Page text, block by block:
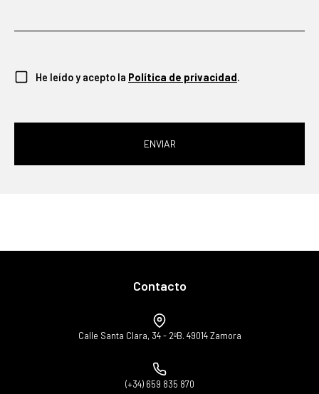
He leído y acepto la Política de privacidad.
ENVIAR
Contacto
Calle Santa Clara, 34 - 2ºB. 49014 Zamora
(+34) 659 835 870